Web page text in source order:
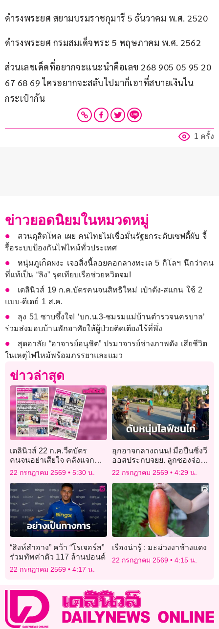
ดำรงพระยศ สยามบรมราชกุมารี 5 ธันวาคม พ.ศ. 2520
ดำรงพระยศ กรมสมเด็จพระ 5 พฤษภาคม พ.ศ. 2562
ส่วนเลขเด็ดที่อยากจะแนะนำคือเลข 268 905 05 95 20
67 68 69 ใครอยากจะสลับไปมาก็เอาที่สบายเงินใน
กระเป๋ากัน
1 ครั้ง
ข่าวยอดนิยมในหมวดหมู่
สวนดุสิตโพล เผย คนไทยไม่เชื่อมั่นรัฐยกระดับเซฟตี้ผับ จี้
รื้อระบบป้องกันไฟไหม้ทั่วประเทศ
หนุ่มภูเก็ตผงะ เจอสิ่งนี้ลอยคอกลางทะเล 5 กิโลฯ นึกว่าคน
ที่แท้เป็น “ลิง” รุดเทียบเรือช่วยหวิดจม!
เดลินิวส์ 19 ก.ค.บัตรคนจนสิทธิใหม่ เป๋าตัง-สแกน ใช้ 2
แบบ-ดีเดย์ 1 ส.ค.
ลุง 51 ซาบซึ้งใจ! ‘บก.น.3-ชมรมแม่บ้านตำรวจนครบาล’
ร่วมส่งมอบบ้านพักอาศัยให้ผู้ป่วยติดเตียงไร้ที่พึ่ง
สุดอาลัย “อาจารย์อนุชิต” ปรมาจารย์ช่างภาพดัง เสียชีวิต
ในเหตุไฟไหม้พร้อมภรรยาและแมว
ข่าวล่าสุด
เดลินิวส์ 22 ก.ค.วืดบัตร
คนจนอย่าเสียใจ คลังแจก
ใหม่ ใส่ไทยช่วยไทย6ล้าน
22 กรกฎาคม 2569 5:30 น.
อุกอาจกลางถนน! มือปืนซิ่งวี
ออสประกบจยย. ลูกซองจ่อยิง
หนุ่มไลฟ์ชนไก่
22 กรกฎาคม 2569 4:29 น.
“สิงห์สำอาง” คว้า “โรเจอร์ส”
ร่วมทัพค่าตัว 117 ล้านปอนด์
22 กรกฎาคม 2569 4:17 น.
เรื่องน่ารู้ : มะม่วงงาช้างแดง
22 กรกฎาคม 2569 4:15 น.